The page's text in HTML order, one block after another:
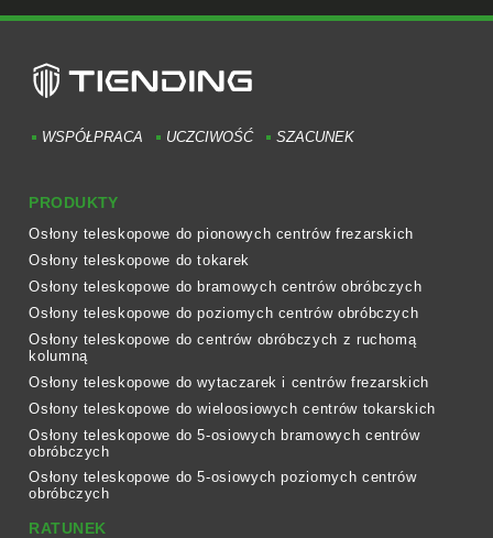
WSPÓŁPRACA UCZCIWOŚĆ SZACUNEK
PRODUKTY
Osłony teleskopowe do pionowych centrów frezarskich
Osłony teleskopowe do tokarek
Osłony teleskopowe do bramowych centrów obróbczych
Osłony teleskopowe do poziomych centrów obróbczych
Osłony teleskopowe do centrów obróbczych z ruchomą
kolumną
Osłony teleskopowe do wytaczarek i centrów frezarskich
Osłony teleskopowe do wieloosiowych centrów tokarskich
Osłony teleskopowe do 5-osiowych bramowych centrów
obróbczych
Osłony teleskopowe do 5-osiowych poziomych centrów
obróbczych
RATUNEK